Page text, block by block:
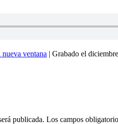
ventana | Grabado el
publicada. Los campos